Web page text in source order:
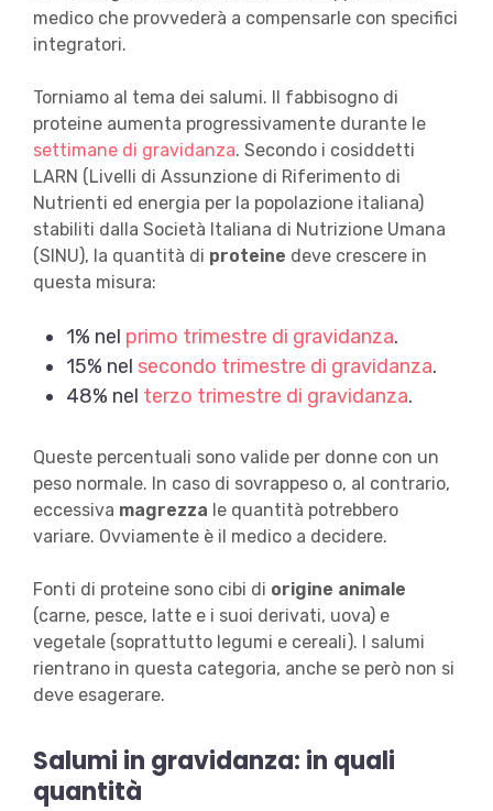
medico che provvederà a compensarle con specifici
integratori.
Torniamo al tema dei salumi. Il fabbisogno di
proteine aumenta progressivamente durante le
settimane di gravidanza. Secondo i cosiddetti
LARN (Livelli di Assunzione di Riferimento di
Nutrienti ed energia per la popolazione italiana)
stabiliti dalla Società Italiana di Nutrizione Umana
(SINU), la quantità di proteine deve crescere in
questa misura:
1% nel primo trimestre di gravidanza.
15% nel secondo trimestre di gravidanza.
48% nel terzo trimestre di gravidanza.
Queste percentuali sono valide per donne con un
peso normale. In caso di sovrappeso o, al contrario,
eccessiva magrezza le quantità potrebbero
variare. Ovviamente è il medico a decidere.
Fonti di proteine sono cibi di origine animale
(carne, pesce, latte e i suoi derivati, uova) e
vegetale (soprattutto legumi e cereali). I salumi
rientrano in questa categoria, anche se però non si
deve esagerare.
Salumi in gravidanza: in quali
quantità